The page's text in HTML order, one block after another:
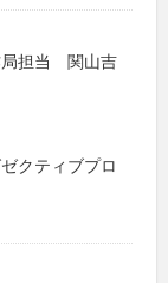
局担当 関山吉
クティブプロ